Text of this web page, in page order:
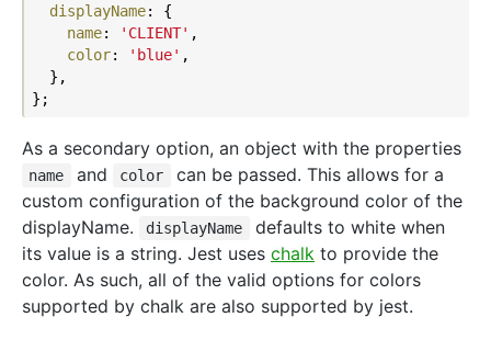
displayName: {
name: 'CLIENT' ,
color: 'blue' ,
  },
As a secondary option, an object with the properties
name and color
can be passed. This allows for a
custom configuration of the background color of the
displayName.
displayName
defaults to white when
its value is a string. Jest uses chalk to provide the
color. As such, all of the valid options for colors
supported by chalk are also supported by jest.